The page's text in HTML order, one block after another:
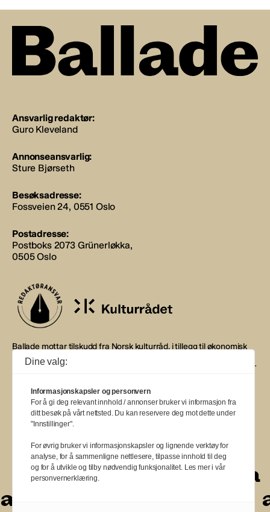
Ansvarlig redaktør:
Guro Kleveland
Annonseansvarlig:
Sture Bjørseth
Besøksadresse:
Fossveien 24, 0551 Oslo
Postadresse:
Postboks 2073 Grünerløkka,
0505 Oslo
Ballade mottar tilskudd fra Norsk kulturråd, i tillegg til økonomisk
støtte fra eierne NOPA, Norsk komponistforening og
Musikkforleggerne. Ballade drives etter Redaktør- og Vær Varsom-
BALLADE — NORGES MUSIKKMAGASIN
aaa
aa
a
Dine valg:
Informasjonskapsler og personvern
For å gi deg relevant innhold / annonser bruker vi informasjon fra
ditt besøk på vårt nettsted. Du kan reservere deg mot dette under
"Innstillinger".
For øvrig bruker vi informasjonskapsler og lignende verktøy for
analyse, for å sammenligne nettlesere, tilpasse innhold til deg
og for å utvikle og tilby nødvendig funksjonalitet. Les mer i vår
personvernerklæring.